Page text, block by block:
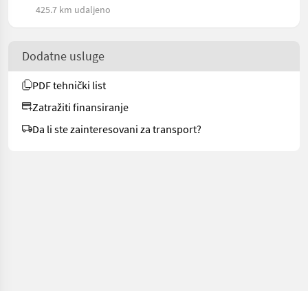
425.7 km udaljeno
Dodatne usluge
PDF tehnički list
Zatražiti finansiranje
Da li ste zainteresovani za transport?